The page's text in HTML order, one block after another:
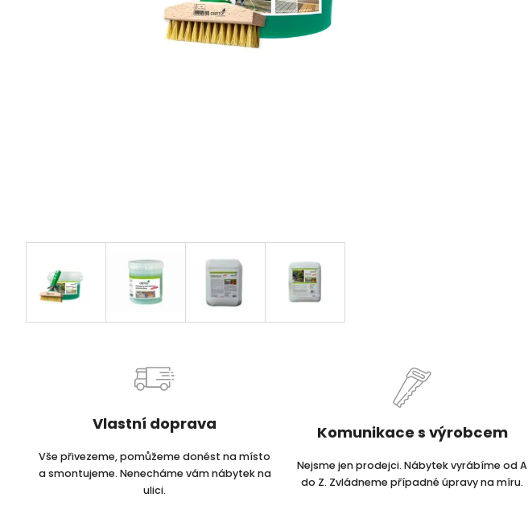
Vlastní doprava
Vše přivezeme, pomůžeme donést na místo
a smontujeme. Nenecháme vám nábytek na
ulici.
Komunikace s výrobcem
Nejsme jen prodejci. Nábytek vyrábíme od A
do Z. Zvládneme případné úpravy na míru.